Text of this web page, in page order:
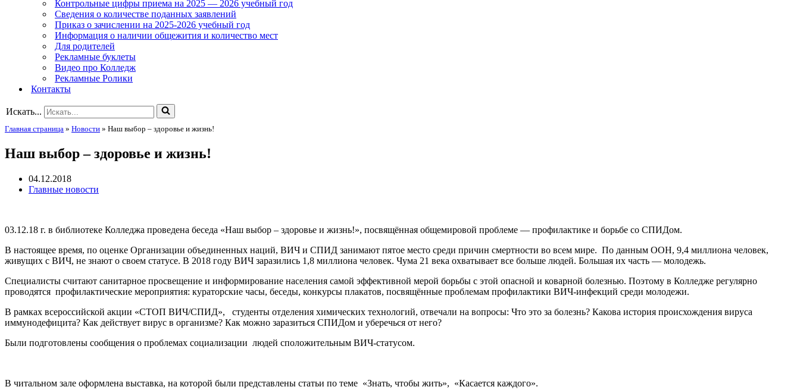
Контрольные цифры приема на 2025 — 2026 учебный год
Сведения о количестве поданных заявлений
Приказ о зачислении на 2025-2026 учебный год
Информация о наличии общежития и количество мест
Для родителей
Рекламные буклеты
Видео про Колледж
Рекламные Ролики
Контакты
Искать...
Главная страница » Новости » Наш выбор – здоровье и жизнь!
Наш выбор – здоровье и жизнь!
04.12.2018
Главные новости
03.12.18 г. в библиотеке Колледжа проведена беседа «Наш выбор – здоровье и жизнь!», посвящённая общемировой проблеме — профилактике и борьбе со СПИДом.
В настоящее время, по оценке Организации объединенных наций, ВИЧ и СПИД занимают пятое место среди причин смертности во всем мире. По данным ООН, 9,4 миллиона человек,
живущих с ВИЧ, не знают о своем статусе. В 2018 году ВИЧ заразились 1,8 миллиона человек. Чума 21 века охватывает все больше людей. Большая их часть — молодежь.
Специалисты считают санитарное просвещение и информирование населения самой эффективной мерой борьбы с этой опасной и коварной болезнью. Поэтому в Колледже регулярно
проводятся профилактические мероприятия: кураторские часы, беседы, конкурсы плакатов, посвящённые проблемам профилактики ВИЧ-инфекций среди молодежи.
В рамках всероссийской акции «СТОП ВИЧ/СПИД», студенты отделения химических технологий, отвечали на вопросы: Что это за болезнь? Какова история происхождения вируса
иммунодефицита? Как действует вирус в организме? Как можно заразиться СПИДом и уберечься от него?
Были подготовлены сообщения о проблемах социализации людей сположительным ВИЧ-статусом.
В читальном зале оформлена выставка, на которой были представлены статьи по теме «Знать, чтобы жить», «Касается каждого».